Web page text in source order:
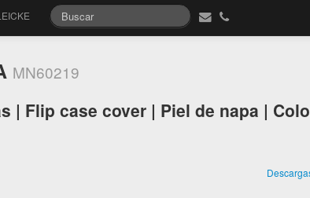
MN60219
| Flip case cover | Piel de napa |